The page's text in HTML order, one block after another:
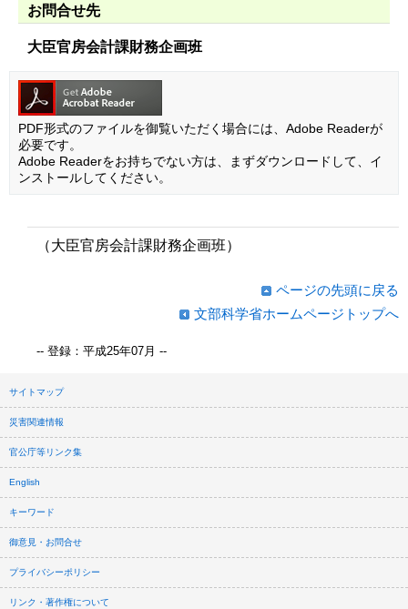
お問合せ先
大臣官房会計課財務企画班
PDF形式のファイルを御覧いただく場合には、Adobe Readerが
必要です。
Adobe Readerをお持ちでない方は、まずダウンロードして、イ
ンストールしてください。
（大臣官房会計課財務企画班）
ページの先頭に戻る
文部科学省ホームページトップへ
-- 登録：平成25年07月 --
サイトマップ
災害関連情報
官公庁等リンク集
English
キーワード
御意見・お問合せ
プライバシーポリシー
リンク・著作権について